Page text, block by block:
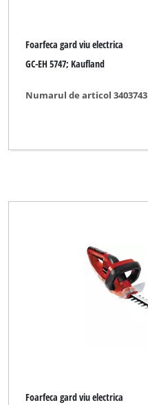
Foarfeca gard viu electrica
GC-EH 5747; Kaufland
Numarul de articol 3403743
Foarfeca gard viu electrica